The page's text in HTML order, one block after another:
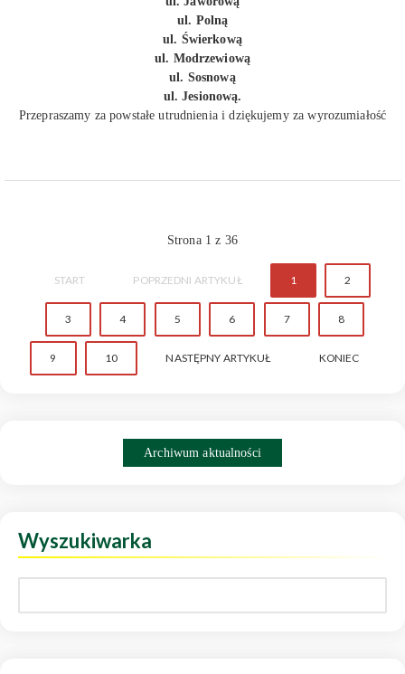
ul. Polną
ul. Świerkową
ul. Modrzewiową
ul. Sosnową
ul. Jesionową.
Przepraszamy za powstałe utrudnienia i dziękujemy za wyrozumiałość
Strona 1 z 36
START POPRZEDNI ARTYKUŁ 1 2
3 4 5 6 7 8
9 10 NASTĘPNY ARTYKUŁ KONIEC
Archiwum aktualności
Wyszukiwarka